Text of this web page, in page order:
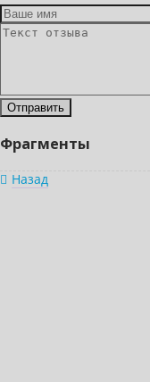
Фрагменты
Назад